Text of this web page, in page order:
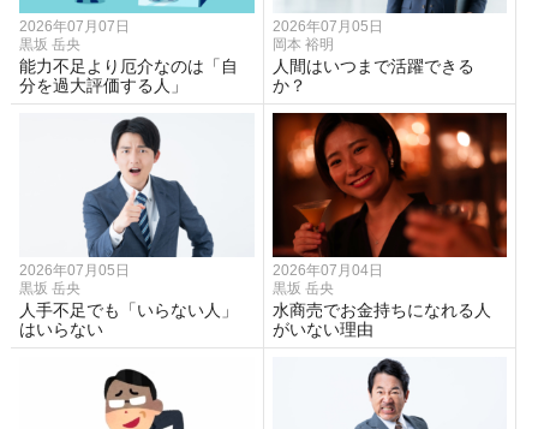
2026年07月07日
黒坂 岳央
能力不足より厄介なのは「自
分を過大評価する人」
2026年07月05日
岡本 裕明
人間はいつまで活躍できる
か？
2026年07月05日
黒坂 岳央
人手不足でも「いらない人」
はいらない
2026年07月04日
黒坂 岳央
水商売でお金持ちになれる人
がいない理由